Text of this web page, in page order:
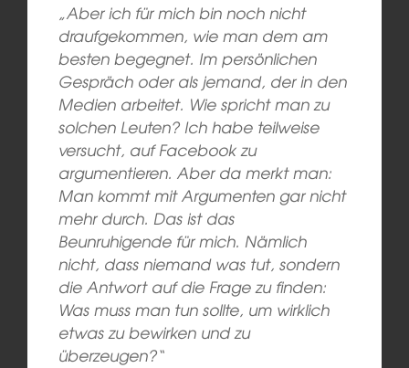
„Aber ich für mich bin noch nicht
draufgekommen, wie man dem am
besten begegnet. Im persönlichen
Gespräch oder als jemand, der in den
Medien arbeitet. Wie spricht man zu
solchen Leuten? Ich habe teilweise
versucht, auf Facebook zu
argumentieren. Aber da merkt man:
Man kommt mit Argumenten gar nicht
mehr durch. Das ist das
Beunruhigende für mich. Nämlich
nicht, dass niemand was tut, sondern
die Antwort auf die Frage zu finden:
Was muss man tun sollte, um wirklich
etwas zu bewirken und zu
überzeugen?“